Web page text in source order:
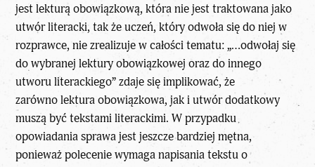
jest lekturą obowiązkową, która nie jest traktowana jako
utwór literacki, tak że uczeń, który odwoła się do niej w
rozprawce, nie zrealizuje w całości tematu: „…odwołaj się
do wybranej lektury obowiązkowej oraz do innego
utworu literackiego” zdaje się implikować, że
zarównolekturaobowiązkowa, jak i utwór dodatkowy
muszą być tekstami literackimi. W przypadku
opowiadania sprawa jest jeszcze bardziej mętna,
ponieważ polecenie wymaga napisania tekstu o